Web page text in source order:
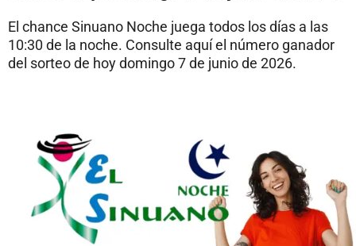
El chance Sinuano Noche juega todos los días a las
10:30 de la noche. Consulte aquí el número ganador
del sorteo de hoy domingo 7 de junio de 2026.